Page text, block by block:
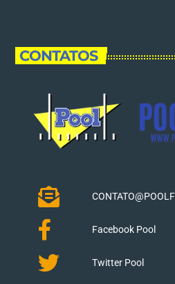
CONTATOS
Facebook Pool
Twitter Pool